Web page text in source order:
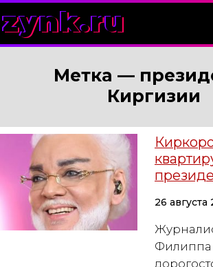
zynk.ru
Метка —
Киргизии
26 августа
Филиппа